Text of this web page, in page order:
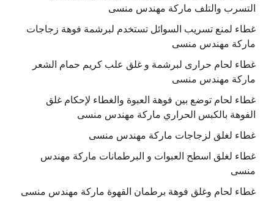
التسرب والتلف ماركة مهندس منسى
غطاء لمنع تسريب السوائل تستخدم لبرشمة فوهة زجاجات
ماركة مهندس منسى
غطاء لحام حرارى لبرشمة و غلق علب كريم حمام الشعر
ماركة مهندس منسى
غطاء لحام توضع بين فوهة العبوة والغطاء لإحكام غلق
الفوهة بالكبس الحراري ماركة مهندس منسى
غطاء لغلق لزجاجات ماركة مهندس منسى
غطاء لغلق اسطح العبوات و البرطمانات ماركة مهندس
منسى
غطاء لحام وغلق فوهة برطمان القهوة ماركة مهندس منسى